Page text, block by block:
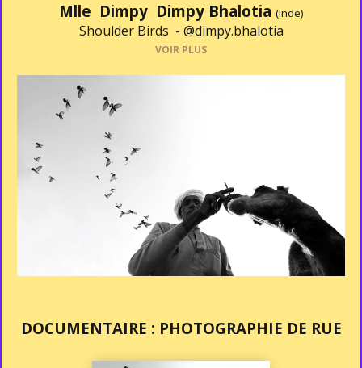
Mlle Dimpy Dimpy Bhalotia (Inde)
Shoulder Birds - @dimpy.bhalotia
VOIR PLUS
DOCUMENTAIRE : PHOTOGRAPHIE DE RUE